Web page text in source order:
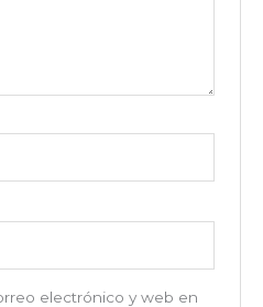
electrónico y web en